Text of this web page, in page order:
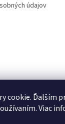
cookie. Ďalším
Viac
údajov